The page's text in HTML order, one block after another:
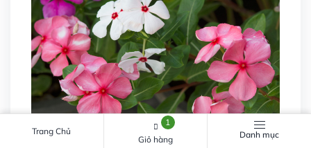
Trang Chủ
1
Giỏ hàng
Danh mục